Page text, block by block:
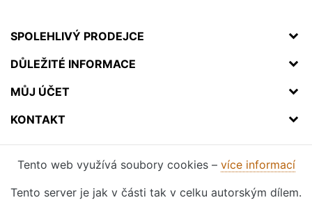
SPOLEHLIVÝ PRODEJCE
DŮLEŽITÉ INFORMACE
MŮJ ÚČET
KONTAKT
Tento web využívá soubory cookies – více informací
Tento server je jak v části tak v celku autorským dílem.